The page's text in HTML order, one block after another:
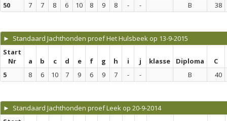
50
7 7 8 6 10 8 9 8 - - B 38
► Standaard Jachthonden proef Het Hulsbeek op 13-9-2015
Start
Nr
a b c d e f g h i j klasse Diploma
C
5
8 6 10 7 9 6 9 7 - - B 40
► Standaard Jachthonden proef Leek op 20-9-2014